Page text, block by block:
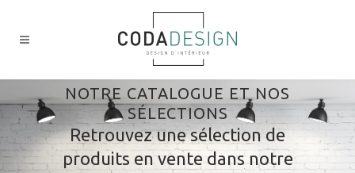
NOTRE CATALOGUE ET NOS
SÉLECTIONS
Retrouvez une sélection de
produits en vente dans notre